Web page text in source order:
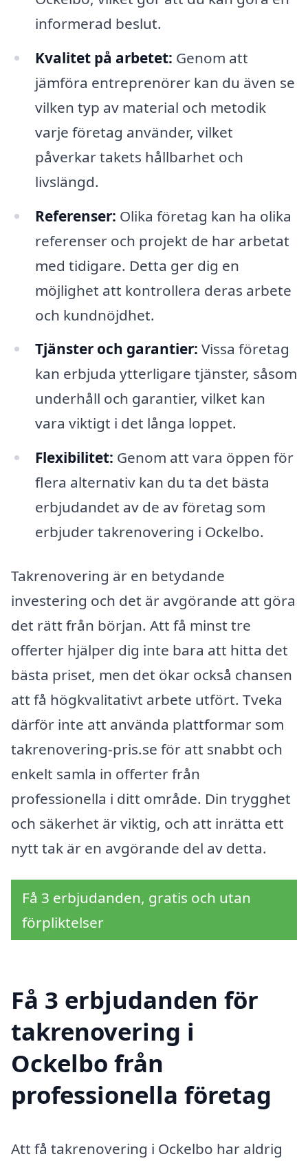
informerad beslut.
Kvalitet på arbetet: Genom att
jämföra entreprenörer kan du även se
vilken typ av material och metodik
varje företag använder, vilket
påverkar takets hållbarhet och
livslängd.
Referenser: Olika företag kan ha olika
referenser och projekt de har arbetat
med tidigare. Detta ger dig en
möjlighet att kontrollera deras arbete
och kundnöjdhet.
Tjänster och garantier: Vissa företag
kan erbjuda ytterligare tjänster, såsom
underhåll och garantier, vilket kan
vara viktigt i det långa loppet.
Flexibilitet: Genom att vara öppen för
flera alternativ kan du ta det bästa
erbjudandet av de av företag som
erbjuder takrenovering i Ockelbo.
Takrenovering är en betydande
investering och det är avgörande att göra
det rätt från början. Att få minst tre
offerter hjälper dig inte bara att hitta det
bästa priset, men det ökar också chansen
att få högkvalitativt arbete utfört. Tveka
därför inte att använda plattformar som
takrenovering-pris.se för att snabbt och
enkelt samla in offerter från
professionella i ditt område. Din trygghet
och säkerhet är viktig, och att inrätta ett
nytt tak är en avgörande del av detta.
Få 3 erbjudanden, gratis och utan
förpliktelser
Få 3 erbjudanden för
takrenovering i
Ockelbo från
professionella företag
Att få takrenovering i Ockelbo har aldrig